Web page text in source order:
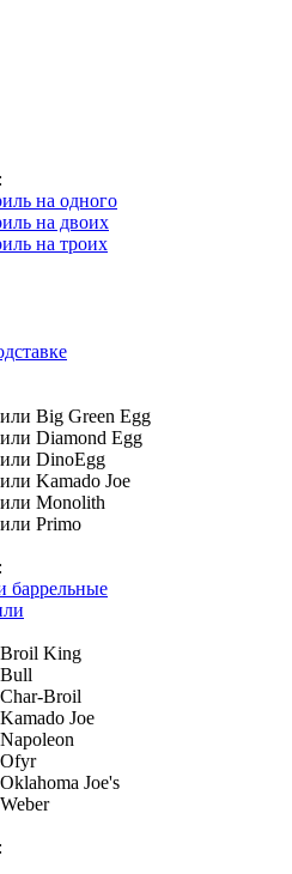
на одного
на двоих
на троих
Big Green Egg
Diamond Egg
DinoEgg
Kamado Joe
Monolith
Primo
баррельные
King
Broil
Joe
Joe's